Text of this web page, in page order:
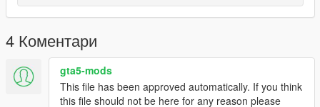
4 Коментари
gta5-mods
This file has been approved automatically. If you think
this file should not be here for any reason please